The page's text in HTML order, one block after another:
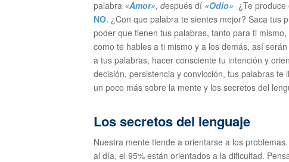
palabra «Amor», después dí «Odio» ¿Te
NO. ¿Con que palabra te sientes mejor? Saca tus
poder que tienen tus palabras, tanto para ti
como te hables a ti mismo y a los demás, así
a tus palabras, hacer consciente tu intención y
decisión, persistencia y convicción, tus palabras
un poco más sobre la mente y los secretos del
Los secretos del lenguaje
Nuestra mente tiende a orientarse a los
al día, el 95% están orientados a la dificultad.